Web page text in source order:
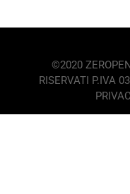
©2020
RISERVATI P.IVA